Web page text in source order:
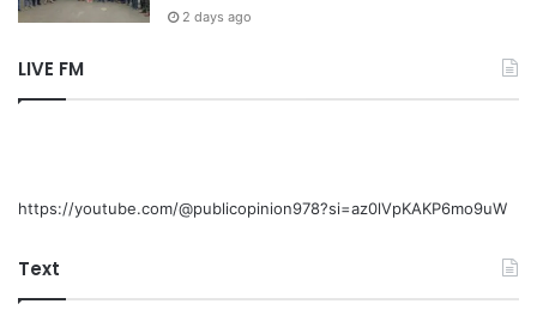
2 days ago
LIVE FM
https://youtube.com/@publicopinion978?si=az0lVpKAKP6mo9uW
Text